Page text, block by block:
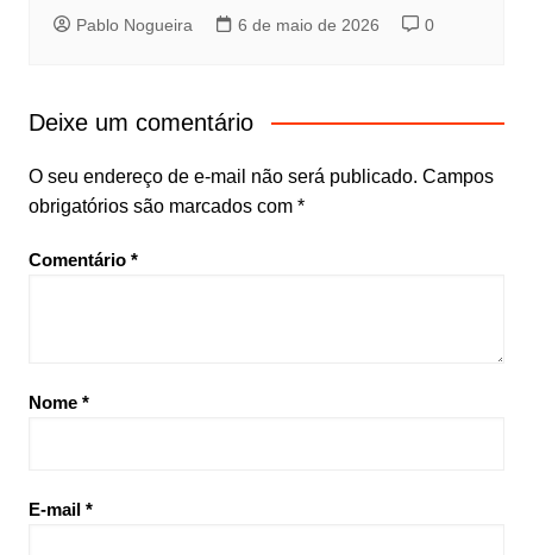
Pablo Nogueira 6 de maio de 2026 0
Deixe um comentário
O seu endereço de e-mail não será publicado. Campos
obrigatórios são marcados com *
Comentário *
Nome *
E-mail *